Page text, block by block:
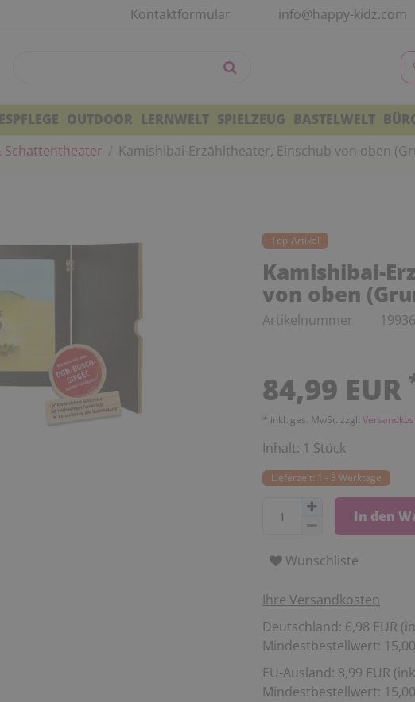
Kontaktformular info@happy-kidz.com
OUTDOOR LERNWELT SPIELZEUG BASTELWELT
Schattentheater Kamishibai-Erzähltheater, Einschub von oben
Top-Artikel
Kamishibai-
von oben
Artikelnummer 19936
84,99 EUR
* inkl. ges. MwSt. zzgl.
Inhalt: 1 Stück
Lieferzeit: 1 - 3 Werktage
In den
Wunschliste
Ihre Versandkosten
Deutschland: 6,98 EUR
Mindestbestellwert: 15,00
EU-Ausland: 8,99 EUR
Mindestbestellwert: 15,00